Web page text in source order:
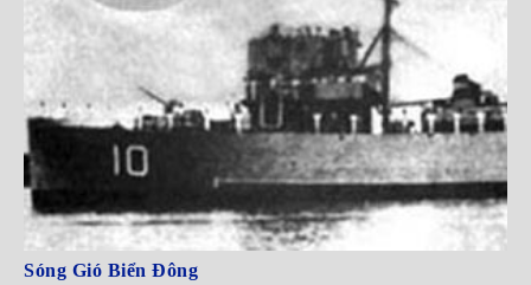
Sóng Gió Biển Đông